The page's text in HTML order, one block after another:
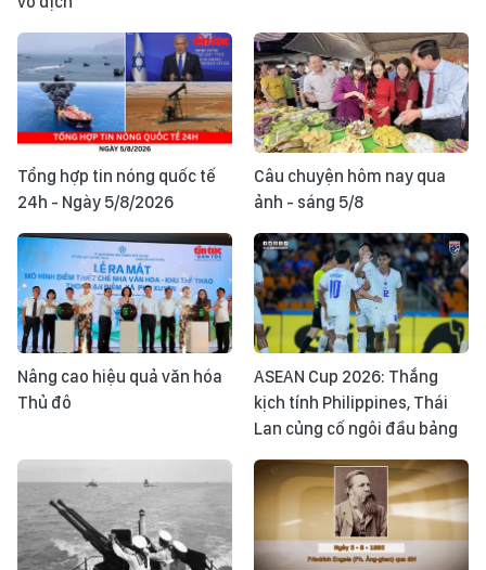
Tổng hợp tin nóng quốc tế
24h - Ngày 5/8/2026
Câu chuyện hôm nay qua
ảnh - sáng 5/8
Nâng cao hiệu quả văn hóa
Thủ đô
ASEAN Cup 2026: Thắng
kịch tính Philippines, Thái
Lan củng cố ngôi đầu bảng